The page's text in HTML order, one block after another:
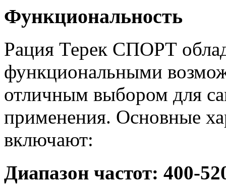
Функциональность
Рация Терек СПОРТ
функциональными
отличным выбором для
применения. Основные
включают:
Диапазон частот: 400-